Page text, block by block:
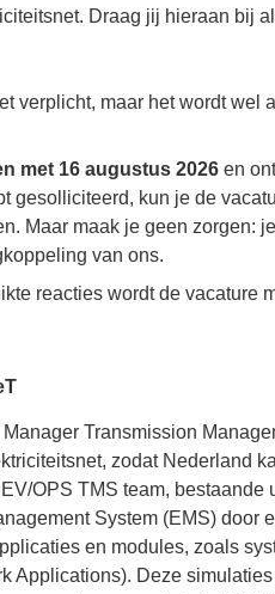
Draag jij hieraan bij
verplicht, maar het wordt
met 16 augustus 2026 en
gesolliciteerd, kun je de
Maar maak je geen zorgen:
van ons.
reacties wordt de vacature
Transmission
zodat Nederland
OPS TMS team,
System (EMS) door
en modules, zoals
Applications). Deze